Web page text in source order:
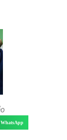
WhatsApp